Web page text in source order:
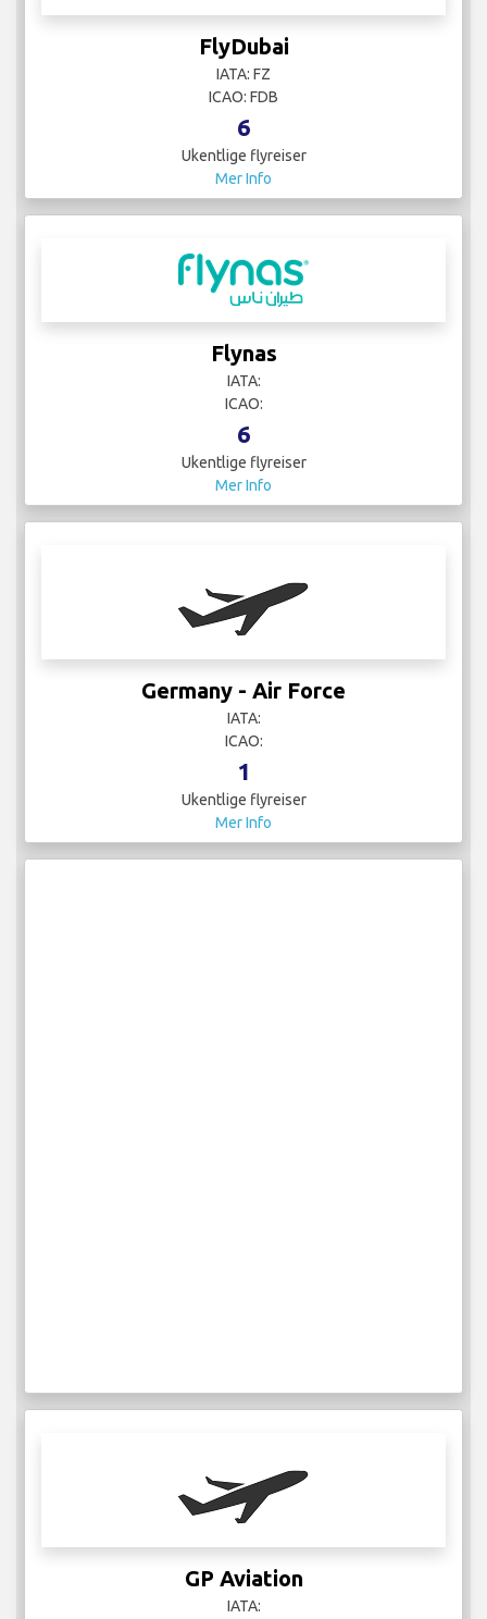
IATA: FZ
ICAO: FDB
6
Ukentlige flyreiser
Mer Info
Flynas
IATA:
ICAO:
6
Ukentlige flyreiser
Mer Info
IATA:
ICAO:
Ukentlige flyreiser
Mer Info
GP Aviation
2
Ukentlige flyreiser
Mer Info